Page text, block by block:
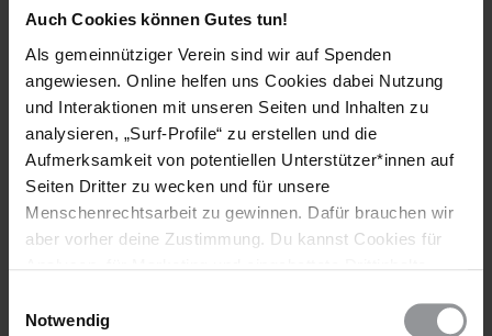
Auch Cookies können Gutes tun!
Als gemeinnütziger Verein sind wir auf Spenden
angewiesen. Online helfen uns Cookies dabei Nutzung
und Interaktionen mit unseren Seiten und Inhalten zu
analysieren, „Surf-Profile“ zu erstellen und die
Aufmerksamkeit von potentiellen Unterstützer*innen auf
Seiten Dritter zu wecken und für unsere
Menschenrechtsarbeit zu gewinnen. Dafür brauchen wir
aber vorher deine Zustimmung. Du kannst Cookies für
wieder ändern. Diesen Banner kannst Du über den Link
Notwendig
Im November 2016 gab die australische Regierung bekannt,
gehörenden Insel Manus festgehaltenen Flüchtlinge in den
USA aufgenommen werden sollen (siehe Länderbericht
Papua-Neuguinea).
BERICHT VON AMNESTY INTERNATIONAL
Island of despair: Australia’s "processing" of refugees on